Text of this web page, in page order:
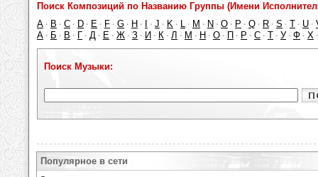
Поиск Композиций по Названию Группы (Имени
A · B · C · D · E · F · G · H · · J · K · L · M · N · O · P · Q · R · S · T · U ·
А · Б · В · Г · Д · Е · Ж · З · И · К · Л · М · Н · О · П · Р · С · Т · У · Ф · Х
Поиск Музыки:
Популярное в сети